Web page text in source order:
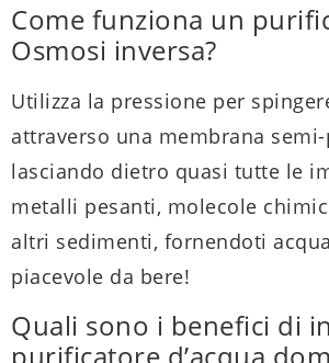
Come funziona un
Osmosi inversa?
Utilizza la pressione per
attraverso una membrana
lasciando dietro quasi tutte le
metalli pesanti, molecole
altri sedimenti, fornendoti
piacevole da bere!
Quali sono i benefici di
purificatore d’acqua